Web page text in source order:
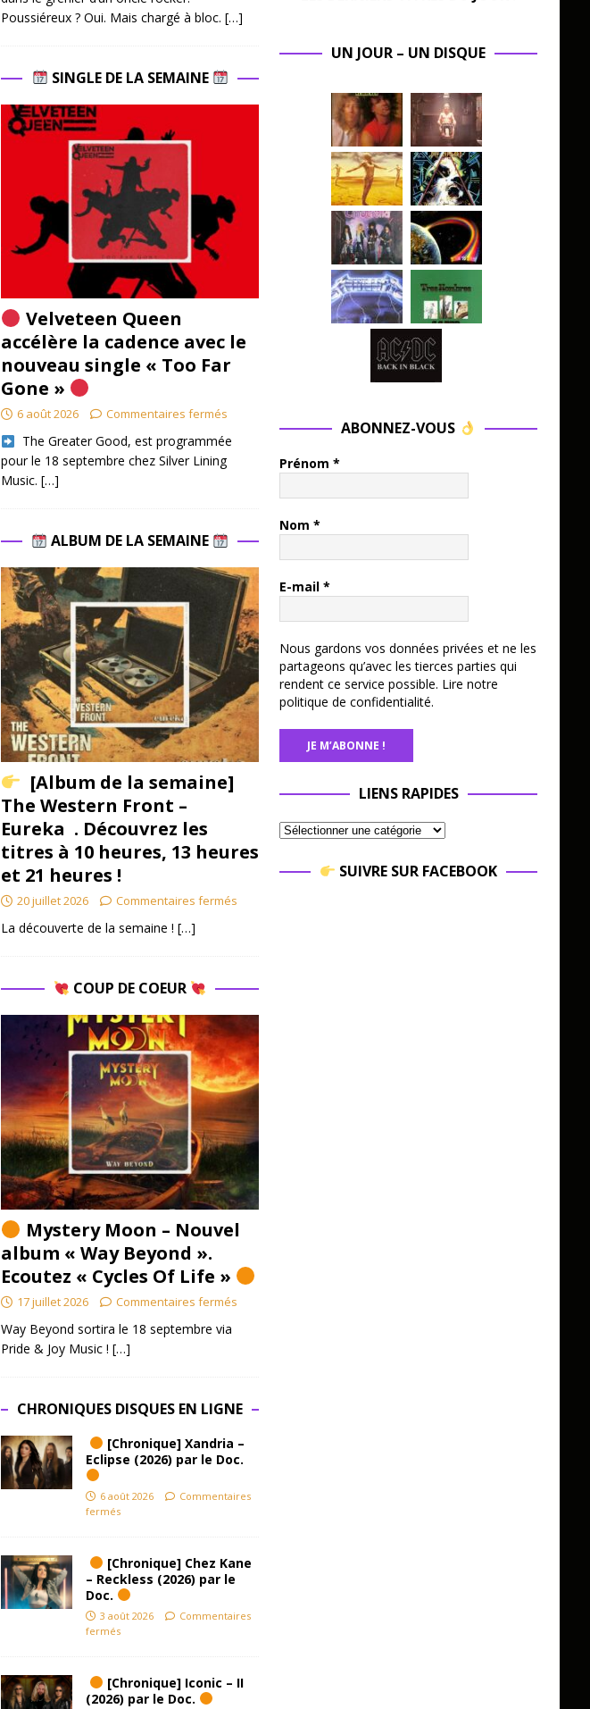
Poussiéreux ? Oui. Mais chargé à bloc. […]
SINGLE DE LA SEMAINE
Velveteen Queen
accélère la cadence avec le
nouveau single « Too Far
Gone »
6 août 2026 Commentaires fermés
​ The Greater Good, est programmée
pour le 18 septembre chez Silver Lining
Music. […]
ALBUM DE LA SEMAINE
[Album de la semaine]
The Western Front –
Eureka . Découvrez les
titres à 10 heures, 13 heures
et 21 heures !
20 juillet 2026 Commentaires fermés
La découverte de la semaine ! […]
COUP DE COEUR
Mystery Moon – Nouvel
album « Way Beyond ».
Ecoutez « Cycles Of Life »
17 juillet 2026 Commentaires fermés
Way Beyond sortira le 18 septembre via
Pride & Joy Music ! […]
CHRONIQUES DISQUES EN LIGNE
[Chronique] Xandria –
Eclipse (2026) par le Doc.
6 août 2026
Commentaires
fermés
[Chronique] Chez Kane
– Reckless (2026) par le
Doc.
3 août 2026
Commentaires
fermés
[Chronique] Iconic – II
(2026) par le Doc.
UN JOUR – UN DISQUE
ABONNEZ-VOUS
Prénom *
Nom *
E-mail *
Nous gardons vos données privées et ne les
partageons qu’avec les tierces parties qui
rendent ce service possible. Lire notre
politique de confidentialité.
LIENS RAPIDES
SUIVRE SUR FACEBOOK